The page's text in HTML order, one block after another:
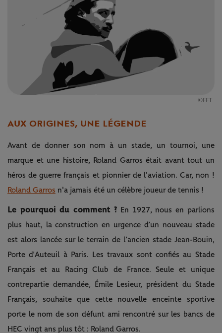
©FFT
AUX ORIGINES, UNE LÉGENDE
Avant de donner son nom à un stade, un tournoi, une
marque et une histoire, Roland Garros était avant tout un
héros de guerre français et pionnier de l'aviation. Car, non !
Roland Garros n'a jamais été un célèbre joueur de tennis !
Le pourquoi du comment ? En 1927, nous en parlions
plus haut, la construction en urgence d’un nouveau stade
est alors lancée sur le terrain de l’ancien stade Jean-Bouin,
Porte d’Auteuil à Paris. Les travaux sont confiés au Stade
Français et au Racing Club de France. Seule et unique
contrepartie demandée, Émile Lesieur, président du Stade
Français, souhaite que cette nouvelle enceinte sportive
porte le nom de son défunt ami rencontré sur les bancs de
HEC vingt ans plus tôt : Roland Garros.